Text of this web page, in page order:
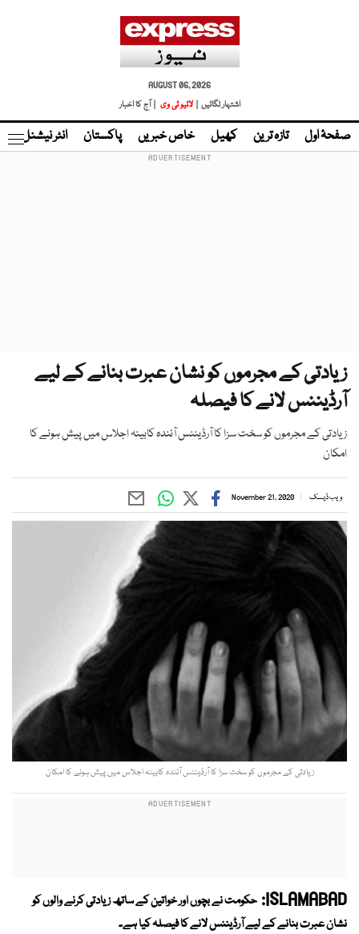
AUGUST 06, 2026
اشتہار لگائیں |
لائیو ٹی وی | آج کا اخبار
صفحۂ اول تازہ ترین کھیل خاص خبریں پاکستان انٹر نیشنل
زیادتی کے مجرموں کو نشان عبرت بنانے کے لیے
آرڈیننس لانے کا فیصلہ
زیادتی کے مجرموں کو سخت سزا کا آرڈیننس آئندہ کابینہ اجلاس میں پیش ہونے کا
امکان
ویب ڈیسک November 21, 2020
زیادتی کے مجرموں کو سخت سزا کا آرڈیننس آئندہ کابینہ اجلاس میں پیش ہونے کا امکان
ISLAMABAD: حکومت نے بچوں اور خواتین کے ساتھ زیادتی کرنے والوں کو
نشان عبرت بنانے کے لیے آرڈیننس لانے کا فیصلہ کیا ہے۔